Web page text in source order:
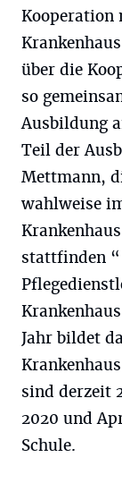
Kooperation
über die
so
Ausbildung
Teil der
Mettmann,
wahlweise
stattfinden
Jahr bildet
sind derzeit
2020 und
Schule.